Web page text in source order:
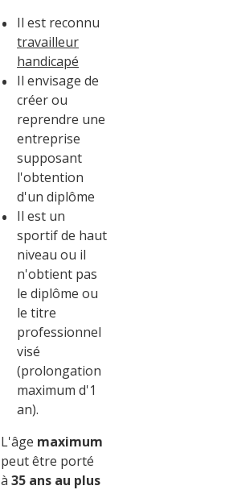
Il est reconnu
travailleur
handicapé
Il envisage de
créer ou
reprendre une
entreprise
supposant
l'obtention
d'un diplôme
Il est un
sportif de haut
niveau ou il
n'obtient pas
le diplôme ou
le titre
professionnel
visé
(prolongation
maximum d'1
an).
L'âge maximum
peut être porté
à 35 ans au plus